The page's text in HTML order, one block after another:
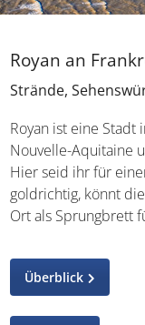
Royan an
Strände,
Royan ist eine Stadt
Nouvelle-Aquitaine
Hier seid ihr für
goldrichtig, könnt
Ort als Sprungbrett
Überblick